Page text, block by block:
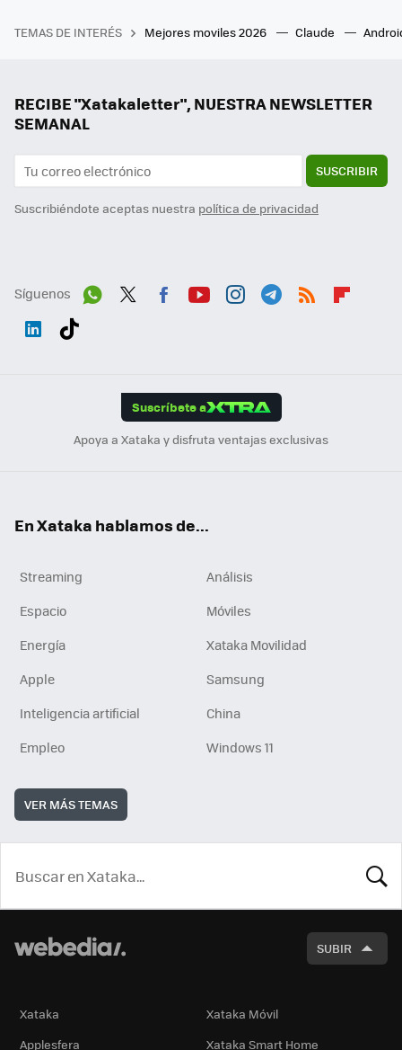
TEMAS DE INTERÉS Mejores moviles 2026 Claude
RECIBE "Xatakaletter", NUESTRA NEWSLETTER
SEMANAL
SUSCRIBIR
Suscribiéndote aceptas nuestra política de privacidad
Síguenos
Suscríbete a
Apoya a Xataka y disfruta ventajas exclusivas
En Xataka hablamos de...
Streaming
Análisis
Espacio
Móviles
Energía
Xataka Movilidad
Apple
Samsung
Inteligencia artificial
China
Empleo
Windows 11
VER MÁS TEMAS
SUBIR
Xataka
Xataka Móvil
Applesfera
Xataka Smart Home